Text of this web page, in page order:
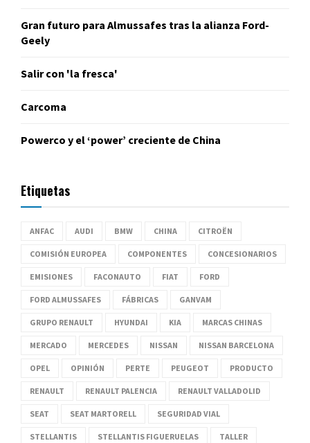
Gran futuro para Almussafes tras la alianza Ford-
Geely
Salir con 'la fresca'
Carcoma
Powerco y el ‘power’ creciente de China
Etiquetas
ANFAC AUDI BMW CHINA CITROËN
COMISIÓN EUROPEA COMPONENTES CONCESIONARIOS
EMISIONES FACONAUTO FIAT FORD
FORD ALMUSSAFES FÁBRICAS GANVAM
GRUPO RENAULT HYUNDAI KIA MARCAS CHINAS
MERCADO MERCEDES NISSAN NISSAN BARCELONA
OPEL OPINIÓN PERTE PEUGEOT PRODUCTO
RENAULT RENAULT PALENCIA RENAULT VALLADOLID
SEAT SEAT MARTORELL SEGURIDAD VIAL
STELLANTIS STELLANTIS FIGUERUELAS TALLER